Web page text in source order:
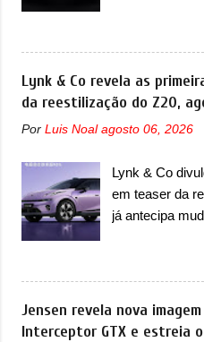
Era o Pointer,
que chegava
invasão de
franceses,
que chegaram
destacaram
Renault R19
carroceria,
Rezvani
teaser de um
oferecer aos
Dune, um cupê
proposta off-
esportivos
Huracán
grande parte
Baseado no
apresentou
design ainda
característico
imagens, a
Lynk & Co revela as
da reestilização do Z20,
Por Luis Noal agosto 06, 2026
Lynk & Co
em teaser da
já antecipa
vai
mudanças
com SUV que
desde o
Jensen revela nova
Interceptor GTX e estreia